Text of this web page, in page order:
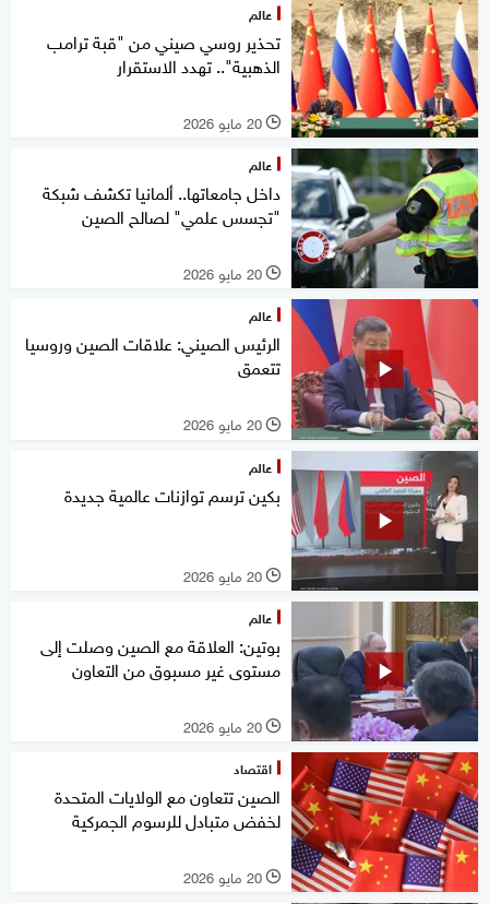
عالم
تحذير روسي صيني من "قبة ترامب
الذهبية".. تهدد الاستقرار
l 20 مايو 2026
عالم
داخل جامعاتها.. ألمانيا تكشف شبكة
"تجسس علمي" لصالح الصين
l 20 مايو 2026
عالم
الرئيس الصيني: علاقات الصين وروسيا
تتعمق
l 20 مايو 2026
عالم
بكين ترسم توازنات عالمية جديدة
l 20 مايو 2026
عالم
بوتين: العلاقة مع الصين وصلت إلى
مستوى غير مسبوق من التعاون
l 20 مايو 2026
اقتصاد
الصين تتعاون مع الولايات المتحدة
لخفض متبادل للرسوم الجمركية
l 20 مايو 2026